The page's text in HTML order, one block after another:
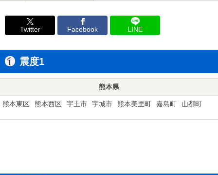
Twitter Facebook LINE
震度1
熊本県
熊本東区 熊本西区 宇土市 宇城市 熊本美里町 嘉島町 山都町